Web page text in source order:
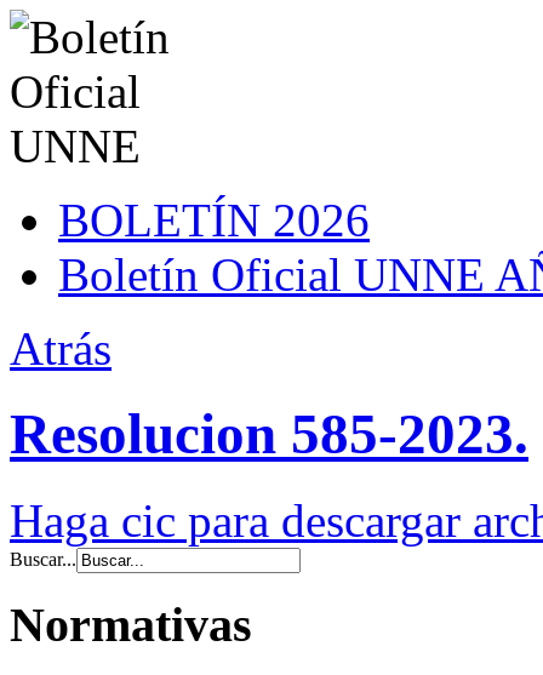
BOLETÍN 2026
Boletín Oficial UNNE
Atrás
Resolucion 585-2023.
Haga cic para descargar
Buscar...
Normativas